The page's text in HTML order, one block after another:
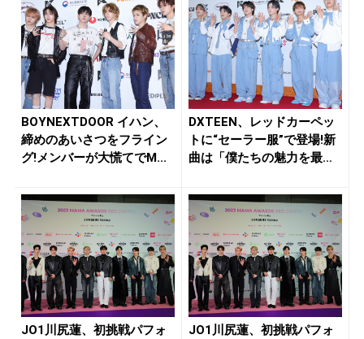
BOYNEXTDOOR イハン、
締めのあいさつをフライン
グ!メンバーが大慌てでM...
DXTEEN、レッドカーペッ
トに“セーラー服”で登場!新
曲は「僕たちの魅力を最
JO1川尻蓮、初挑戦パフォ
JO1川尻蓮、初挑戦パフォ